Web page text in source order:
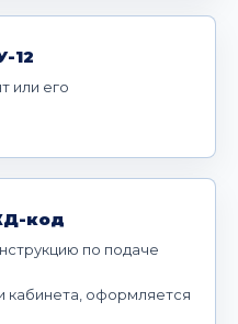
12
или его
код
по подаче
кабинета, оформляется